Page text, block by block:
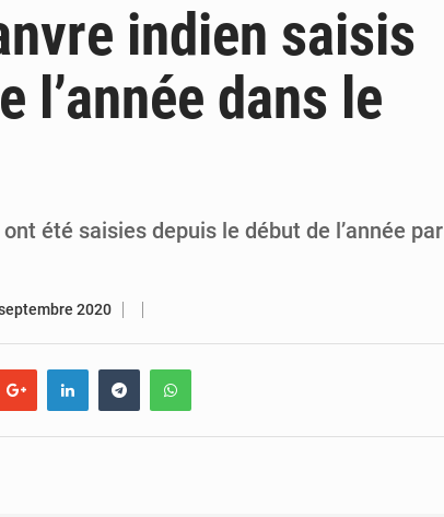
à l’énergie bondissent à 729 milliards FCFA pour contenir les prix des carburants et de l’électricité
du fleuve Sénégal poursuit sa montée à Podor, les autorités appellent à la vigilance
indien saisis
l’année dans le
été saisies depuis le début de l’année par
2020